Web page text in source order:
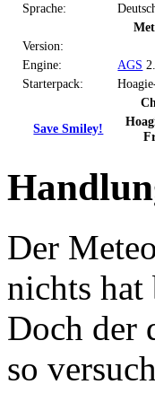
Sprache:
Version:
Engine:
AGS
Starterpack:
Save Smiley!
Der
nichts
Doch der
so